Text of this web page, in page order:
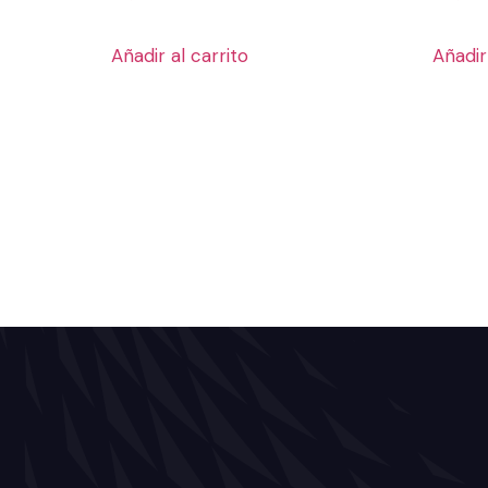
Añadir al carrito